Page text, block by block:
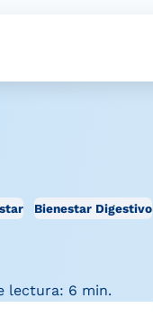
Bienestar Digestivo
lectura: 6 min.